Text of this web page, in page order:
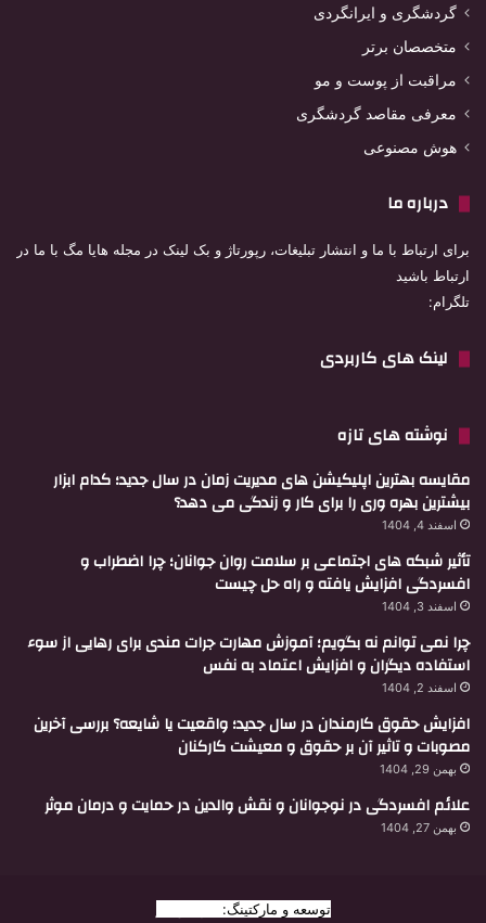
گردشگری و ایرانگردی
متخصصان برتر
مراقبت از پوست و مو
معرفی مقاصد گردشگری
هوش مصنوعی
درباره ما
برای ارتباط با ما و انتشار تبلیغات، رپورتاژ و بک لینک در مجله هایا مگ با ما در
ارتباط باشید
تلگرام:
لینک های کاربردی
نوشته های تازه
مقایسه بهترین اپلیکیشن های مدیریت زمان در سال جدید؛ کدام ابزار
بیشترین بهره وری را برای کار و زندگی می دهد؟
اسفند 4, 1404
تأثیر شبکه های اجتماعی بر سلامت روان جوانان؛ چرا اضطراب و
افسردگی افزایش یافته و راه حل چیست
اسفند 3, 1404
چرا نمی توانم نه بگویم؛ آموزش مهارت جرات مندی برای رهایی از سوء
استفاده دیگران و افزایش اعتماد به نفس
اسفند 2, 1404
افزایش حقوق کارمندان در سال جدید؛ واقعیت یا شایعه؟ بررسی آخرین
مصوبات و تاثیر آن بر حقوق و معیشت کارکنان
بهمن 29, 1404
علائم افسردگی در نوجوانان و نقش والدین در حمایت و درمان موثر
بهمن 27, 1404
توسعه و مارکتینگ: